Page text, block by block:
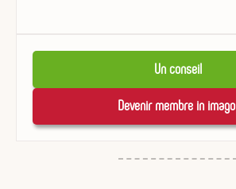
Un conseil
Devenir membre in imago